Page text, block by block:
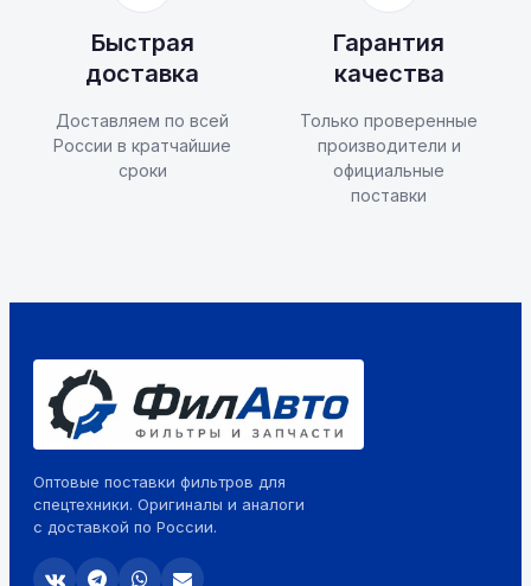
Быстрая
доставка
Доставляем по всей
России в кратчайшие
сроки
Гарантия
качества
Только проверенные
производители и
официальные
поставки
Оптовые поставки фильтров для
спецтехники. Оригиналы и аналоги
с доставкой по России.